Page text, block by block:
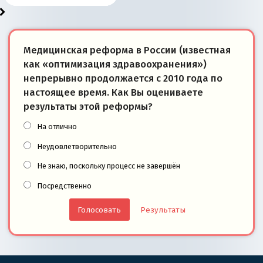
Медицинская реформа в России (известная
как «оптимизация здравоохранения»)
непрерывно продолжается с 2010 года по
настоящее время. Как Вы оцениваете
результаты этой реформы?
На отлично
Неудовлетворительно
Не знаю, поскольку процесс не завершён
Посредственно
Результаты